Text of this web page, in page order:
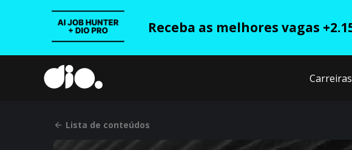
Receba as melhores vagas
Carreiras
Lista de conteúdos